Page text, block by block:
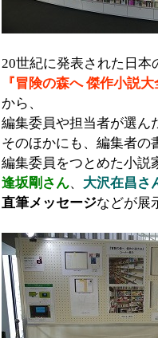
20世紀に発表された日本
『冒険の森へ 傑作小説大
から、
編集委員や担当者が選ん
そのほかにも、編集者の
編集委員をつとめた小説
逢坂剛さん、 大沢在昌さ
直筆メッセージなどが展